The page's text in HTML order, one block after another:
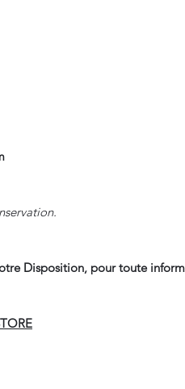
Disposition, pour toute